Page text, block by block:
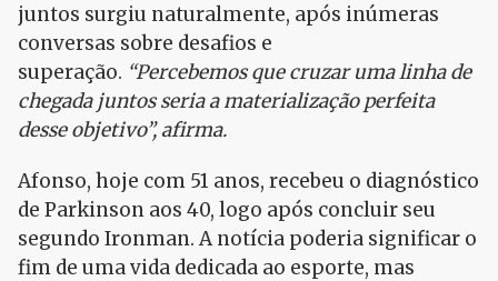
juntos surgiu naturalmente, após inúmeras
conversas sobre desafios e
superação. “Percebemos que cruzar uma linha de
chegada juntos seria a materialização perfeita
desse objetivo”, afirma.
Afonso, hoje com 51 anos, recebeu o diagnóstico
de Parkinson aos 40, logo após concluir seu
segundo Ironman. A notícia poderia significar o
fim de uma vida dedicada ao esporte, mas